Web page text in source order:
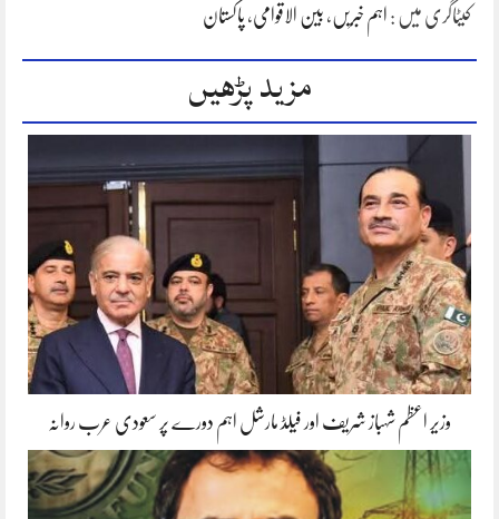
کیٹاگری میں : اہم خبریں ، بین الاقوامی، پاکستان
مزید پڑھیں
وزیر اعظم شہباز شریف اور فیلڈ مارشل اہم دورے پر سعودی عرب روانہ